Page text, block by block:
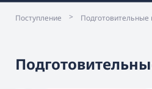
Поступление > Подготовительные